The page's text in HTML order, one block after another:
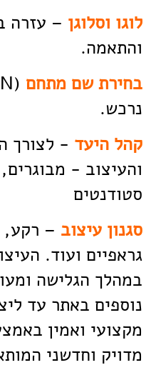
לוגו וסלוגן – עזרה
והתאמה.
בחירת שם מתחם
נרכש.
קהל היעד - לצורך
והעיצוב -
סטודנטים
סגנון עיצוב – רקע,
גראפיים ועוד.
במהלך הגלישה
נוספים באתר עד
מקצועי ואמין
מדויק וחדשני